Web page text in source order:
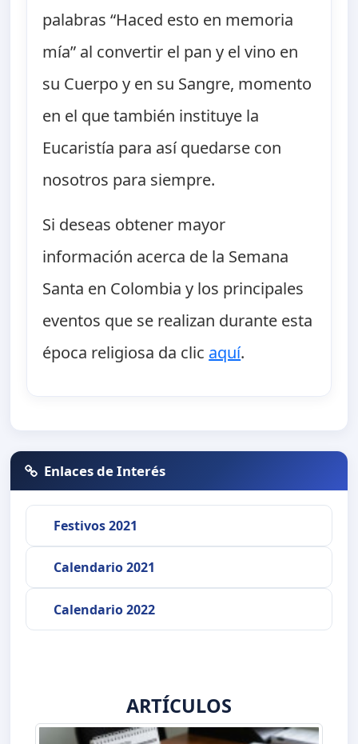
palabras “Haced esto en memoria
mía” al convertir el pan y el vino en
su Cuerpo y en su Sangre, momento
en el que también instituye la
Eucaristía para así quedarse con
nosotros para siempre.
Si deseas obtener mayor
información acerca de la Semana
Santa en Colombia y los principales
eventos que se realizan durante esta
época religiosa da clic aquí.
Enlaces de Interés
Festivos 2021
Calendario 2021
Calendario 2022
ARTÍCULOS